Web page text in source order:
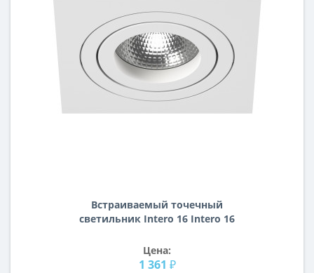
Встраиваемый точечный
светильник Intero 16 Intero 16
Цена:
1 361 ₽